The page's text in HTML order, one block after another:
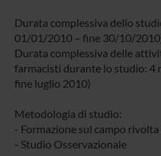
Durata complessiva dello
01/01/2010 – fine 30/10/
Durata complessiva delle
farmacisti durante lo studio: 4
fine luglio 2010)
Metodologia di studio:
- Formazione sul campo
- Studio Osservazionale